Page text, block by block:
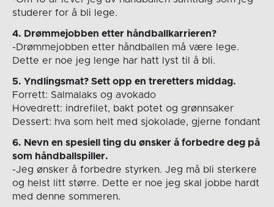
studerer for å bli lege.
4. Drømmejobben etter håndballkarrieren?
-Drømmejobben etter håndballen må være lege.
Dette er noe jeg lenge har hatt lyst til å bli.
5. Yndlingsmat? Sett opp en treretters middag.
Forrett: Salmalaks og avokado
Hovedrett: indrefilet, bakt potet og grønnsaker
Dessert: hva som helt med sjokolade, gjerne fondant
6. Nevn en spesiell ting du ønsker å forbedre deg på
som håndballspiller.
-Jeg ønsker å forbedre styrken. Jeg må bli sterkere
og helst litt større. Dette er noe jeg skal jobbe hardt
med denne sommeren.